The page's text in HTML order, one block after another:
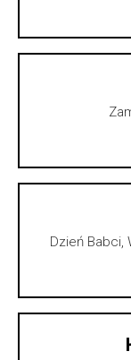
Dzień Babci,